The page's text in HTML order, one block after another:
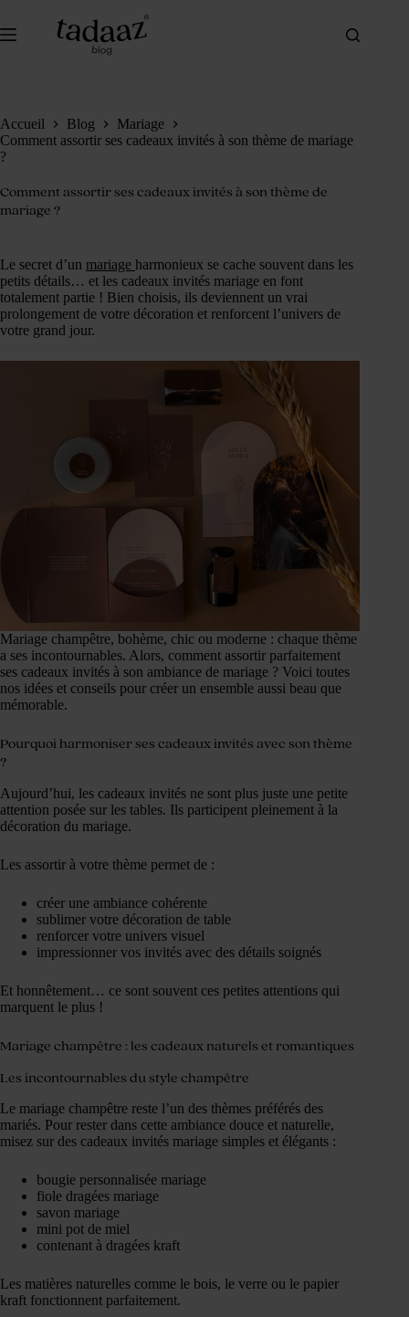
contenu
Accueil Blog
Mariage
Comment assortir ses cadeaux invités à son thème de mariage
?
Comment assortir ses cadeaux invités à son thème de
mariage ?
Le secret d’un mariage harmonieux se cache souvent dans les
petits détails… et les cadeaux invités mariage en font
totalement partie ! Bien choisis, ils deviennent un vrai
prolongement de votre décoration et renforcent l’univers de
votre grand jour.
Mariage champêtre, bohème, chic ou moderne : chaque thème
a ses incontournables. Alors, comment assortir parfaitement
ses cadeaux invités à son ambiance de mariage ? Voici toutes
nos idées et conseils pour créer un ensemble aussi beau que
mémorable.
Pourquoi harmoniser ses cadeaux invités avec son thème
?
Aujourd’hui, les cadeaux invités ne sont plus juste une petite
attention posée sur les tables. Ils participent pleinement à la
décoration du mariage.
Les assortir à votre thème permet de :
créer une ambiance cohérente
sublimer votre décoration de table
renforcer votre univers visuel
impressionner vos invités avec des détails soignés
Et honnêtement… ce sont souvent ces petites attentions qui
marquent le plus !
Mariage champêtre : les cadeaux naturels et romantiques
Les incontournables du style champêtre
Le mariage champêtre reste l’un des thèmes préférés des
mariés. Pour rester dans cette ambiance douce et naturelle,
misez sur des cadeaux invités mariage simples et élégants :
bougie personnalisée mariage
fiole dragées mariage
savon mariage
mini pot de miel
contenant à dragées kraft
Les matières naturelles comme le bois, le verre ou le papier
kraft fonctionnent parfaitement.